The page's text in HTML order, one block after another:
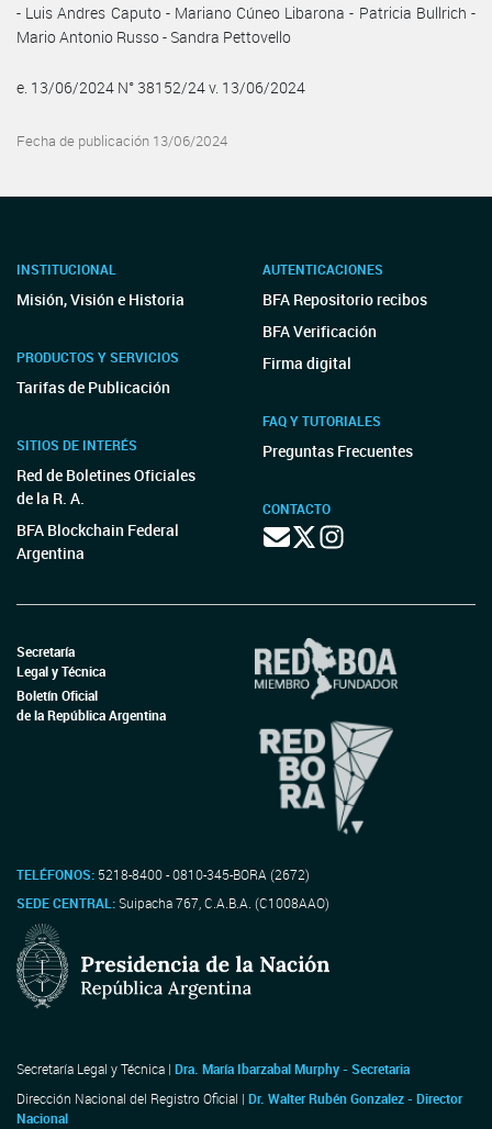
- Luis Andres Caputo - Mariano Cúneo Libarona - Patricia Bullrich -
Mario Antonio Russo - Sandra Pettovello
e. 13/06/2024 N° 38152/24 v. 13/06/2024
Fecha de publicación 13/06/2024
INSTITUCIONAL
Misión, Visión e Historia
PRODUCTOS Y SERVICIOS
Tarifas de Publicación
SITIOS DE INTERÉS
Red de Boletines Oficiales
de la R. A.
BFA Blockchain Federal
Argentina
AUTENTICACIONES
BFA Repositorio recibos
BFA Verificación
Firma digital
FAQ Y TUTORIALES
Preguntas Frecuentes
CONTACTO
Secretaría
Legal y Técnica
Boletín Oficial
de la República Argentina
TELÉFONOS: 5218-8400 - 0810-345-BORA (2672)
SEDE CENTRAL:Suipacha 767, C.A.B.A. (C1008AAO)
Secretaría Legal y Técnica | Dra. María Ibarzabal Murphy - Secretaria
Dirección Nacional del Registro Oficial | Dr. Walter Rubén Gonzalez - Director
Nacional